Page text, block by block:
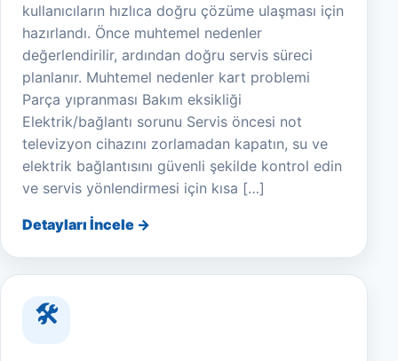
kullanıcıların hızlıca doğru çözüme ulaşması için
hazırlandı. Önce muhtemel nedenler
değerlendirilir, ardından doğru servis süreci
planlanır. Muhtemel nedenler kart problemi
Parça yıpranması Bakım eksikliği
Elektrik/bağlantı sorunu Servis öncesi not
televizyon cihazını zorlamadan kapatın, su ve
elektrik bağlantısını güvenli şekilde kontrol edin
ve servis yönlendirmesi için kısa […]
Detayları İncele →